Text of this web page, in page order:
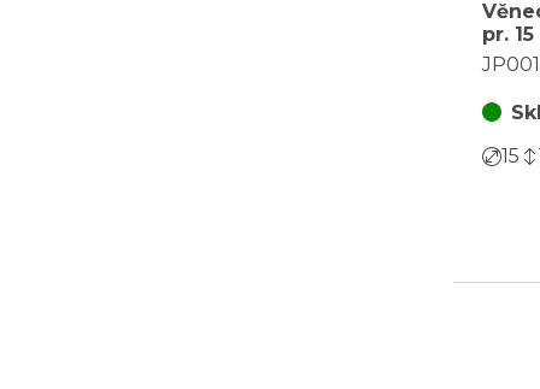
pr.
barva
15